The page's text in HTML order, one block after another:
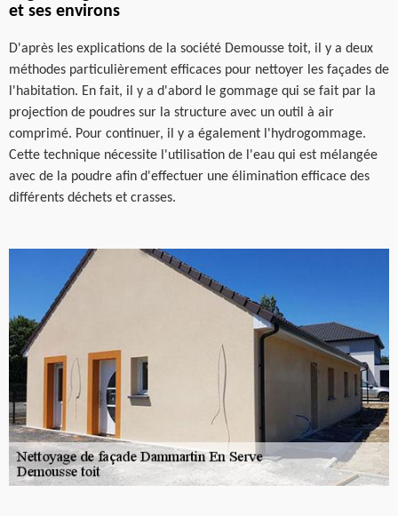
et ses environs
D'après les explications de la société Demousse toit, il y a deux
méthodes particulièrement efficaces pour nettoyer les façades de
l'habitation. En fait, il y a d'abord le gommage qui se fait par la
projection de poudres sur la structure avec un outil à air
comprimé. Pour continuer, il y a également l'hydrogommage.
Cette technique nécessite l'utilisation de l'eau qui est mélangée
avec de la poudre afin d'effectuer une élimination efficace des
différents déchets et crasses.